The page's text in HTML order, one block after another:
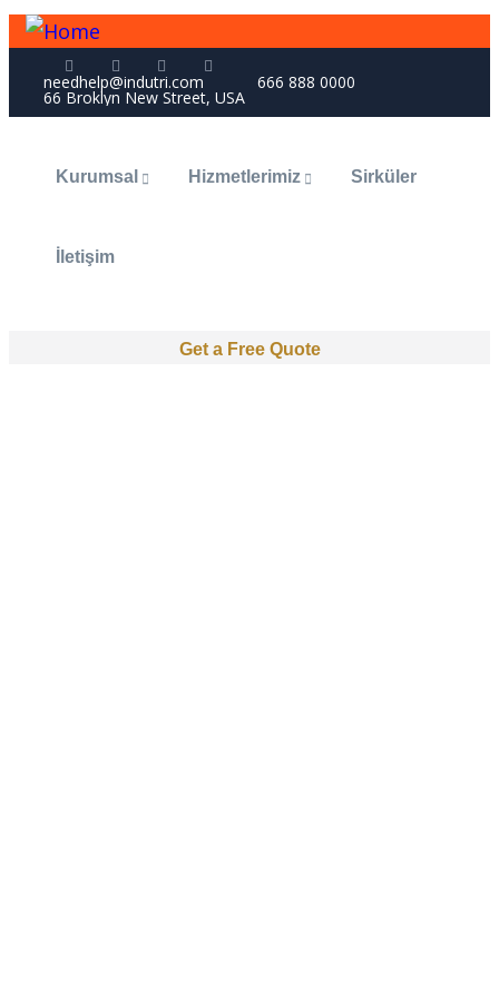
needhelp@indutri.com 666 888 0000
66 Broklyn New Street, USA
Kurumsal Hizmetlerimiz Sirküler
İletişim
Get a Free Quote